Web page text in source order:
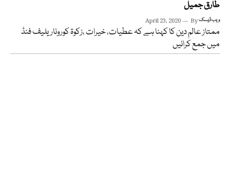
طارق جمیل
April 23, 2020 Byویب ڈیسک
ممتاز عالم دین کا کہنا ہے کہ عطیات، خیرات ،زکوۃ کوروناریلیف فنڈ
میں جمع کرائیں